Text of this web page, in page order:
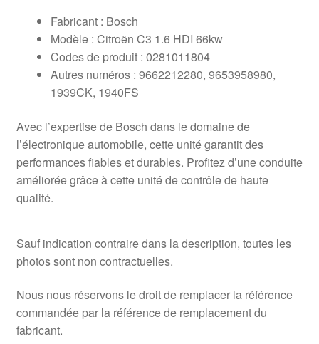
Fabricant : Bosch
Modèle : Citroën C3 1.6 HDI 66kw
Codes de produit : 0281011804
Autres numéros : 9662212280, 9653958980,
1939CK, 1940FS
Avec l’expertise de Bosch dans le domaine de
l’électronique automobile, cette unité garantit des
performances fiables et durables. Profitez d’une conduite
améliorée grâce à cette unité de contrôle de haute
qualité.
Sauf indication contraire dans la description, toutes les
photos sont non contractuelles.
Nous nous réservons le droit de remplacer la référence
commandée par la référence de remplacement du
fabricant.